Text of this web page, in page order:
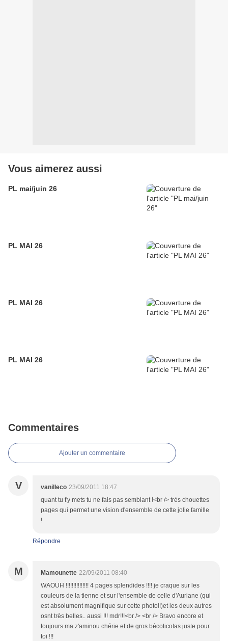
Vous aimerez aussi
PL mai/juin 26
PL MAI 26
PL MAI 26
PL MAI 26
Commentaires
Ajouter un commentaire
V vanilleco 23/09/2011 18:47
quant tu t'y mets tu ne fais pas semblant !<br /> très chouettes
pages qui permet une vision d'ensemble de cette jolie famille
!
Répondre
M Mamounette 22/09/2011 08:40
WAOUH !!!!!!!!!!!!!!! 4 pages splendides !!!! je craque sur les
couleurs de la tienne et sur l'ensemble de celle d'Auriane (qui
est absolument magnifique sur cette photo!!)et les deux autres
osnt très belles.. aussi !!! mdr!!!<br /> <br /> Bravo encore et
toujours ma z'aminou chérie et de gros bécoticotas juste pour
toi !!!